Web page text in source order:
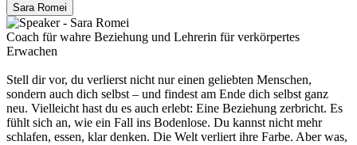
Sara Romei
Coach für wahre Beziehung und Lehrerin für verkörpertes
Erwachen
Stell dir vor, du verlierst nicht nur einen geliebten Menschen,
sondern auch dich selbst – und findest am Ende dich selbst ganz
neu. Vielleicht hast du es auch erlebt: Eine Beziehung zerbricht. Es
fühlt sich an, wie ein Fall ins Bodenlose. Du kannst nicht mehr
schlafen, essen, klar denken. Die Welt verliert ihre Farbe. Aber was,